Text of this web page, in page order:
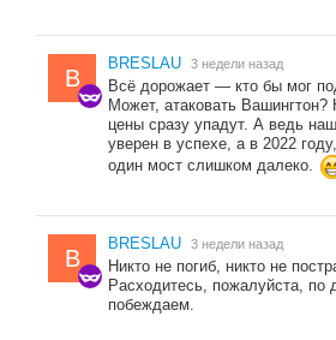
B
BRESLAU 3 недели назад
Всё дорожает — кто бы мог
Может, атаковать Вашингтон?
цены сразу упадут. А ведь
уверен в успехе, а в 2022
один мост слишком далеко.
B
BRESLAU 3 недели назад
Никто не погиб, никто не
Расходитесь, пожалуйста,
побеждаем.